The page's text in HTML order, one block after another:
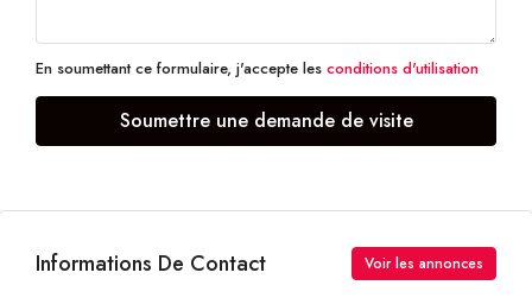
En soumettant ce formulaire, j'accepte les conditions d'utilisation
Soumettre une demande de visite
Informations De Contact Voir les annonces